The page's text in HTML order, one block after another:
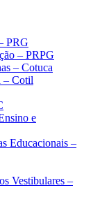
PRG
– PRPG
– Cotuca
– Cotil
e
Educacionais –
Vestibulares –